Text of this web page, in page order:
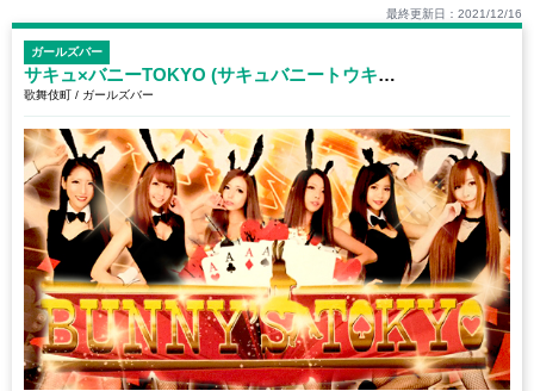
最終更新日：2021/12/16
ガールズバー
サキュ×バニーTOKYO (サキュバニートウキョウ)
歌舞伎町 / ガールズバー